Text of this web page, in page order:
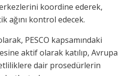
koordine ederek,
ağını kontrol edecek.
PESCO kapsamındaki
aktif olarak katılıp, Avrupa
dair prosedürlerin